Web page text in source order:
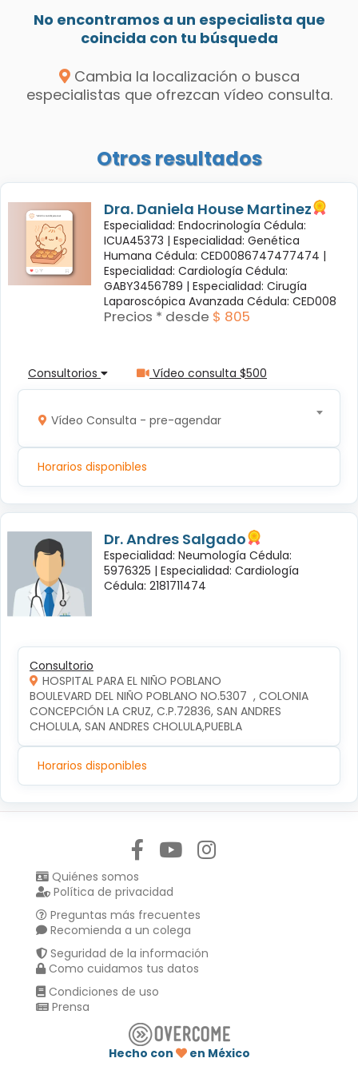
No encontramos a un especialista que
coincida con tu búsqueda
Cambia la localización o busca
especialistas que ofrezcan vídeo consulta.
Otros resultados
Dra. Daniela House Martinez
Especialidad: Endocrinología Cédula:
ICUA45373 | Especialidad: Genética
Humana Cédula: CED0086747477474 |
Especialidad: Cardiología Cédula:
GABY3456789 | Especialidad: Cirugía
Laparoscópica Avanzada Cédula: CED008
Precios * desde $ 805
Consultorios Vídeo consulta $500
Vídeo Consulta - pre-agendar
Horarios disponibles
Dr. Andres Salgado
Especialidad: Neumología Cédula:
5976325 | Especialidad: Cardiología
Cédula: 2181711474
Consultorio
HOSPITAL PARA EL NIÑO POBLANO
BOULEVARD DEL NIÑO POBLANO NO.5307  , COLONIA
CONCEPCIÓN LA CRUZ, C.P.72836, SAN ANDRES
CHOLULA, SAN ANDRES CHOLULA,PUEBLA
Horarios disponibles
Quiénes somos
Política de privacidad
Preguntas más frecuentes
Recomienda a un colega
Seguridad de la información
Como cuidamos tus datos
Condiciones de uso
Prensa
Hecho con
en México